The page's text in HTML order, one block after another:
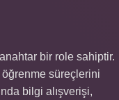
bir role sahiptir.
süreçlerini
bilgi alışverişi,